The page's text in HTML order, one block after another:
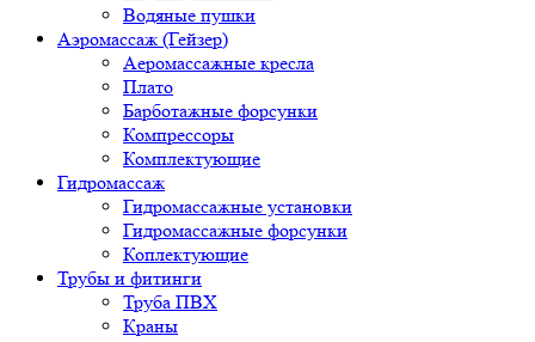
Водяные пушки
Аэромассаж (Гейзер)
Аеромассажные кресла
Плато
Барботажные форсунки
Компрессоры
Комплектующие
Гидромассаж
Гидромассажные установки
Гидромассажные форсунки
Коплектующие
Трубы и фитинги
Труба ПВХ
Краны